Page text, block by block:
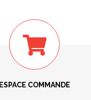
ESPACE COMMANDE